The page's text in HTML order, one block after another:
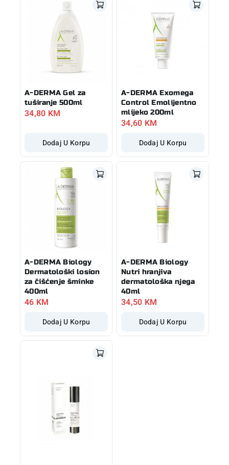
A-DERMA Gel za
tuširanje 500ml
34,80 KM
Dodaj U Korpu
A-DERMA Exomega
Control Emolijentno
mlijeko 200ml
34,60 KM
Dodaj U Korpu
A-DERMA Biology
Dermatološki losion
za čišćenje šminke
400ml
46 KM
Dodaj U Korpu
A-DERMA Biology
Nutri hranjiva
dermatološka njega
40ml
34,50 KM
Dodaj U Korpu